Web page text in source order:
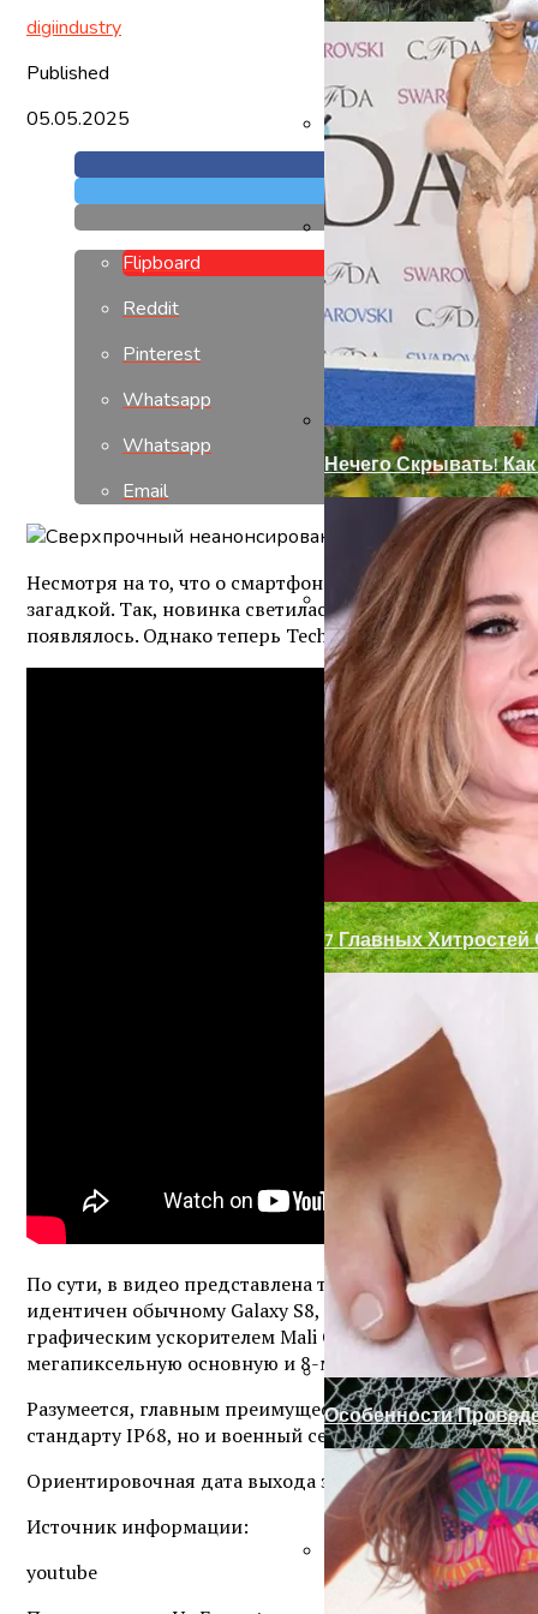
Ручка-Защелка Для
Запоры На Гаражные
Оформление
Отделка Дверных
Современный
Декор Для Участка
Готовим Газон К
Нечего Скрывать!
7 Главных
Особенности
digiindustry
Published
05.05.2025
Flipboard
Reddit
Pinterest
Whatsapp
Whatsapp
Email
Несмотря на то, что о смартфон Samsung Galaxy S8
загадкой. Так, новинка светилась на чертежах и
появлялось. Однако теперь TechDroider опубликовал
По сути, в видео представлена только серия
идентичен обычному Galaxy S8, то есть, получит
графическим ускорителем Mali G71 MP20, 4 ГБ
мегапиксельную основную и 8-мегапиксельную
Разумеется, главным преимуществом Active-версии
стандарту IP68, но и военный сертификат прочности
Ориентировочная дата выхода защищенного Samsung
Источник информации:
youtube